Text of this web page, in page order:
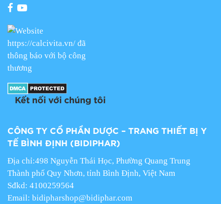
Kết nối với chúng tôi
CÔNG TY CỔ PHẦN DƯỢC – TRANG THIẾT BỊ Y
TẾ BÌNH ĐỊNH (BIDIPHAR)
Địa chỉ:498 Nguyễn Thái Học, Phường Quang Trung
Thành phố Quy Nhơn, tỉnh Bình Định, Việt Nam
Sđkd: 4100259564
Email: bidipharshop@bidiphar.com